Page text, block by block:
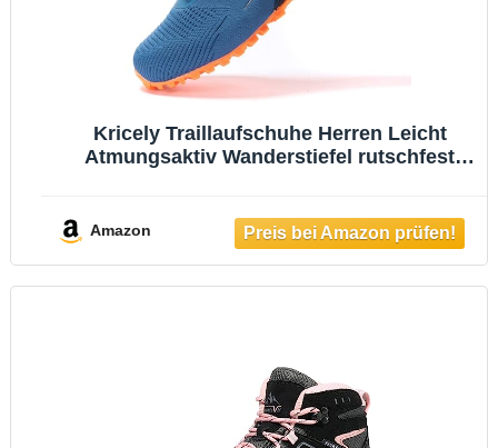
Kricely Traillaufschuhe Herren Leicht
Atmungsaktiv Wanderstiefel rutschfest
Amazon